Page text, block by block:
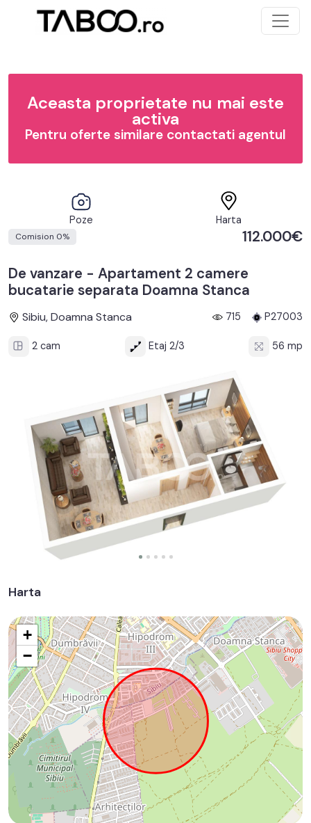
Aceasta proprietate nu mai este
activa
Pentru oferte similare contactati agentul
Poze Harta
Comision 0% 112.000€
De vanzare - Apartament 2 camere
bucatarie separata Doamna Stanca
Sibiu, Doamna Stanca 715 P27003
2 cam Etaj 2/3 56 mp
Harta
+
−